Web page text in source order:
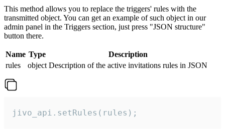
This method allows you to replace the triggers' rules with the
transmitted object. You can get an example of such object in our
admin panel in the Triggers section, just press "JSON structure"
button there.
Name Type
Description
rules
object Description of the active invitations rules in JSON
jivo_api.setRules(rules);